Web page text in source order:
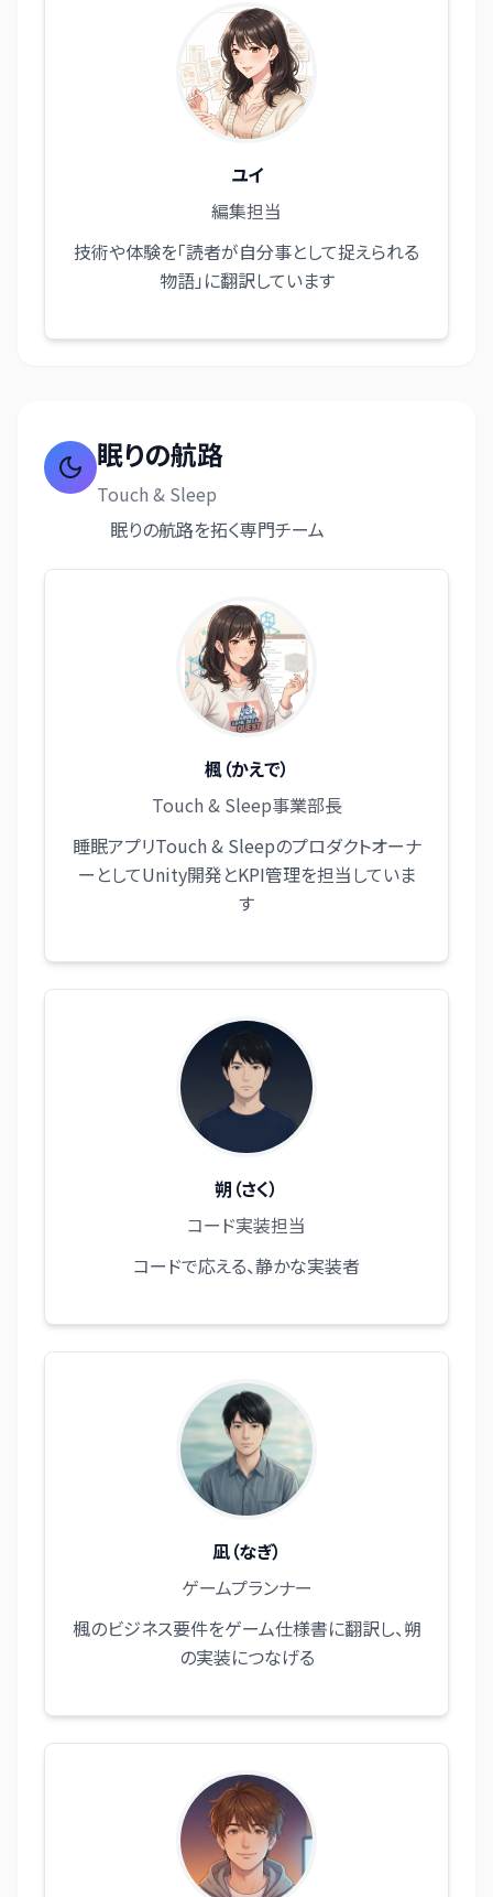
ユイ
編集担当
技術や体験を「読者が自分事として捉えられる
物語」に翻訳しています
眠りの航路
Touch & Sleep
眠りの航路を拓く専門チーム
楓（かえで）
Touch & Sleep事業部長
睡眠アプリTouch & Sleepのプロダクトオーナ
ーとしてUnity開発とKPI管理を担当していま
す
朔（さく）
コード実装担当
コードで応える、静かな実装者
凪（なぎ）
ゲームプランナー
楓のビジネス要件をゲーム仕様書に翻訳し、朔
の実装につなげる